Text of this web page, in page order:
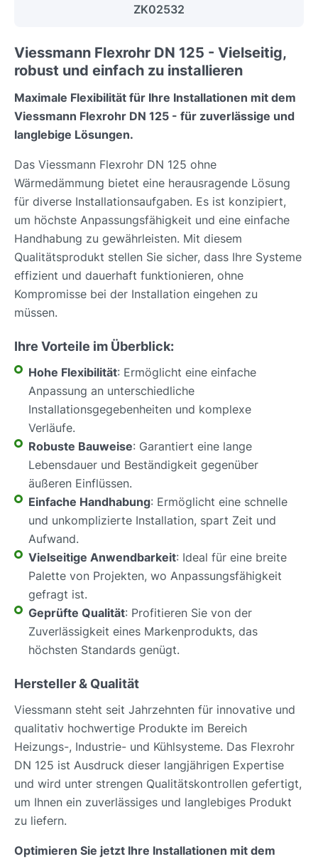
ZK02532
Viessmann Flexrohr DN 125 - Vielseitig,
robust und einfach zu installieren
Maximale Flexibilität für Ihre Installationen mit dem
Viessmann Flexrohr DN 125 - für zuverlässige und
langlebige Lösungen.
Das Viessmann Flexrohr DN 125 ohne
Wärmedämmung bietet eine herausragende Lösung
für diverse Installationsaufgaben. Es ist konzipiert,
um höchste Anpassungsfähigkeit und eine einfache
Handhabung zu gewährleisten. Mit diesem
Qualitätsprodukt stellen Sie sicher, dass Ihre Systeme
effizient und dauerhaft funktionieren, ohne
Kompromisse bei der Installation eingehen zu
müssen.
Ihre Vorteile im Überblick:
Hohe Flexibilität: Ermöglicht eine einfache
Anpassung an unterschiedliche
Installationsgegebenheiten und komplexe
Verläufe.
Robuste Bauweise: Garantiert eine lange
Lebensdauer und Beständigkeit gegenüber
äußeren Einflüssen.
Einfache Handhabung: Ermöglicht eine schnelle
und unkomplizierte Installation, spart Zeit und
Aufwand.
Vielseitige Anwendbarkeit: Ideal für eine breite
Palette von Projekten, wo Anpassungsfähigkeit
gefragt ist.
Geprüfte Qualität: Profitieren Sie von der
Zuverlässigkeit eines Markenprodukts, das
höchsten Standards genügt.
Hersteller & Qualität
Viessmann steht seit Jahrzehnten für innovative und
qualitativ hochwertige Produkte im Bereich
Heizungs-, Industrie- und Kühlsysteme. Das Flexrohr
DN 125 ist Ausdruck dieser langjährigen Expertise
und wird unter strengen Qualitätskontrollen gefertigt,
um Ihnen ein zuverlässiges und langlebiges Produkt
zu liefern.
Optimieren Sie jetzt Ihre Installationen mit dem